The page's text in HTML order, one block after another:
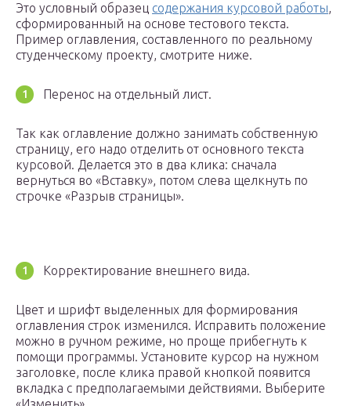
Это условный образец содержания курсовой работы,
сформированный на основе тестового текста.
Пример оглавления, составленного по реальному
студенческому проекту, смотрите ниже.
Перенос на отдельный лист.
Так как оглавление должно занимать собственную
страницу, его надо отделить от основного текста
курсовой. Делается это в два клика: сначала
вернуться во «Вставку», потом слева щелкнуть по
строчке «Разрыв страницы».
Корректирование внешнего вида.
Цвет и шрифт выделенных для формирования
оглавления строк изменился. Исправить положение
можно в ручном режиме, но проще прибегнуть к
помощи программы. Установите курсор на нужном
заголовке, после клика правой кнопкой появится
вкладка с предполагаемыми действиями. Выберите